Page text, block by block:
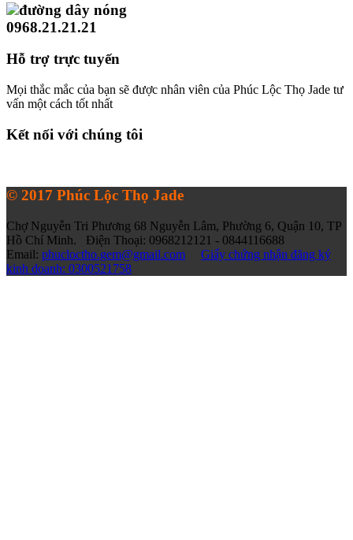
đường dây nóng
0968.21.21.21
Hỗ trợ trực tuyến
Mọi thắc mắc của bạn sẽ được nhân viên của Phúc Lộc Thọ Jade tư
vấn một cách tốt nhất
Kết nối với chúng tôi
© 2017 Phúc Lộc Thọ Jade
Chợ Nguyễn Tri Phương 68 Nguyễn Lâm, Phường 6, Quận 10, TP
Hồ Chí Minh. Điện Thoại: 0968212121 - 0844116688
Email: phucloctho.gem@gmail.com
Giấy chứng nhận đăng ký
kinh doanh: 0300521758